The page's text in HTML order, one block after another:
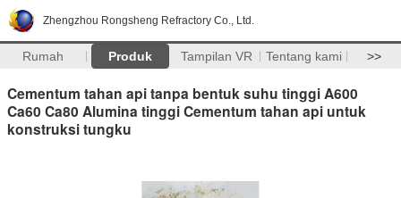
Zhengzhou Rongsheng Refractory Co., Ltd.
Rumah Produk Tampilan VR Tentang kami >>
Cementum tahan api tanpa bentuk suhu tinggi A600
Ca60 Ca80 Alumina tinggi Cementum tahan api untuk
konstruksi tungku